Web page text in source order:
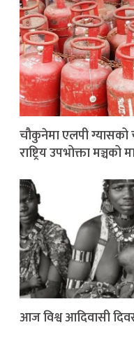
चौकुनेमा एलपी ग्यासको
राष्ट्रिय उपभोक्ता मञ्चको
आज विश्व आदिवासी